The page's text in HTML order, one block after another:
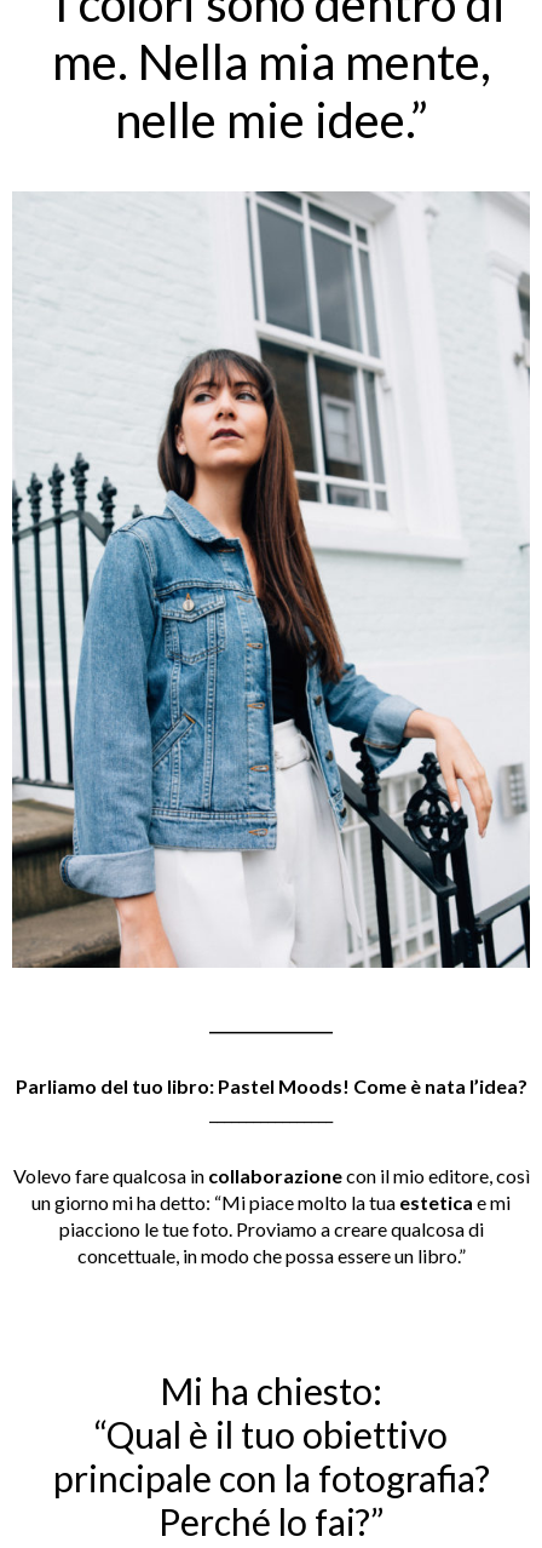
me. Nella mia mente,
nelle mie idee.”
Parliamo del tuo libro: Pastel Moods! Come è nata l’idea?
Volevo fare qualcosa in collaborazionecon il mio editore, così
un giorno mi ha detto: “Mi piace molto la tua estetica e mi
piacciono le tue foto. Proviamo a creare qualcosa di
concettuale, in modo che possa essere un libro.”
Mi ha chiesto:
“Qual è il tuo obiettivo
principale con la fotografia?
Perché lo fai?”